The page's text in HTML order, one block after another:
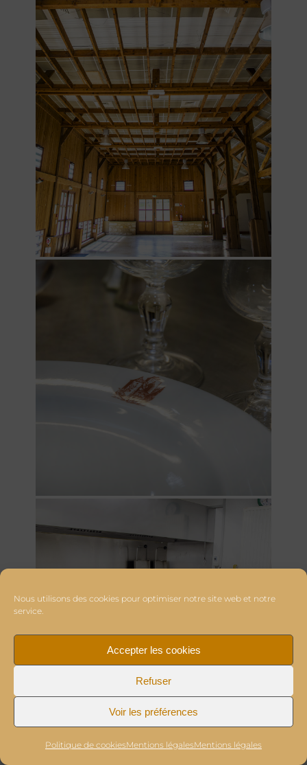
Nous utilisons des cookies pour optimiser notre site web et notre
service.
Accepter les cookies
Refuser
Voir les préférences
Politique de cookiesMentions légalesMentions légales